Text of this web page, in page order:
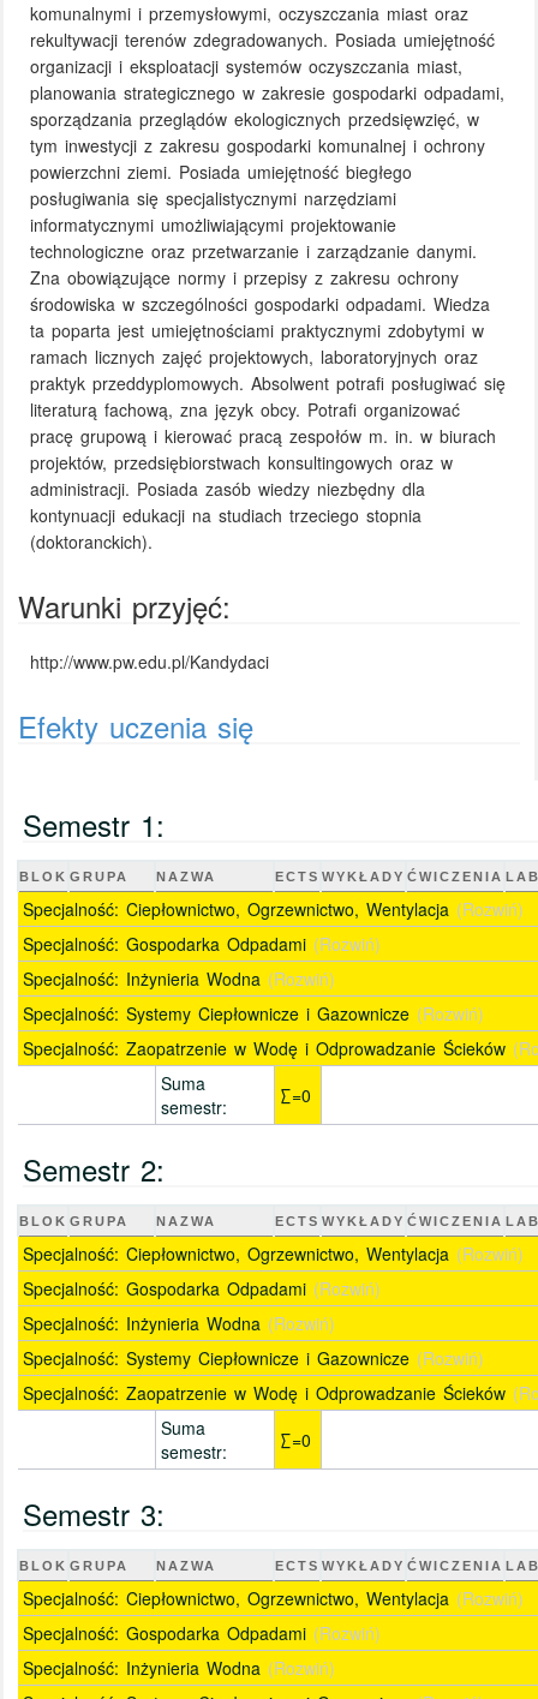
komunalnymi i przemysłowymi, oczyszczania miast oraz
rekultywacji terenów zdegradowanych. Posiada umiejętność
organizacji i eksploatacji systemów oczyszczania miast,
planowania strategicznego w zakresie gospodarki odpadami,
sporządzania przeglądów ekologicznych przedsięwzięć, w
tym inwestycji z zakresu gospodarki komunalnej i ochrony
powierzchni ziemi. Posiada umiejętność biegłego
posługiwania się specjalistycznymi narzędziami
informatycznymi umożliwiającymi projektowanie
technologiczne oraz przetwarzanie i zarządzanie danymi.
Zna obowiązujące normy i przepisy z zakresu ochrony
środowiska w szczególności gospodarki odpadami. Wiedza
ta poparta jest umiejętnościami praktycznymi zdobytymi w
ramach licznych zajęć projektowych, laboratoryjnych oraz
praktyk przeddyplomowych. Absolwent potrafi posługiwać się
literaturą fachową, zna język obcy. Potrafi organizować
pracę grupową i kierować pracą zespołów m. in. w biurach
projektów, przedsiębiorstwach konsultingowych oraz w
administracji. Posiada zasób wiedzy niezbędny dla
kontynuacji edukacji na studiach trzeciego stopnia
(doktoranckich).
Warunki przyjęć:
http://www.pw.edu.pl/Kandydaci
Efekty uczenia się
Semestr 1:
BLOK GRUPA NAZWA ECTS WYKŁADY ĆWICZENIA
Specjalność: Ciepłownictwo, Ogrzewnictwo, Wentylacja (Rozwiń)
Specjalność: Gospodarka Odpadami (Rozwiń)
Specjalność: Inżynieria Wodna (Rozwiń)
Specjalność: Systemy Ciepłownicze i Gazownicze (Rozwiń)
Specjalność: Zaopatrzenie w Wodę i Odprowadzanie Ścieków
Suma
semestr:
∑=0
Semestr 2:
BLOK GRUPA NAZWA ECTS WYKŁADY ĆWICZENIA
Specjalność: Ciepłownictwo, Ogrzewnictwo, Wentylacja (Rozwiń)
Specjalność: Gospodarka Odpadami (Rozwiń)
Specjalność: Inżynieria Wodna (Rozwiń)
Specjalność: Systemy Ciepłownicze i Gazownicze (Rozwiń)
Specjalność: Zaopatrzenie w Wodę i Odprowadzanie Ścieków
Suma
semestr:
∑=0
Semestr 3:
BLOK GRUPA NAZWA ECTS WYKŁADY ĆWICZENIA
Specjalność: Ciepłownictwo, Ogrzewnictwo, Wentylacja (Rozwiń)
Specjalność: Gospodarka Odpadami (Rozwiń)
Specjalność: Inżynieria Wodna (Rozwiń)